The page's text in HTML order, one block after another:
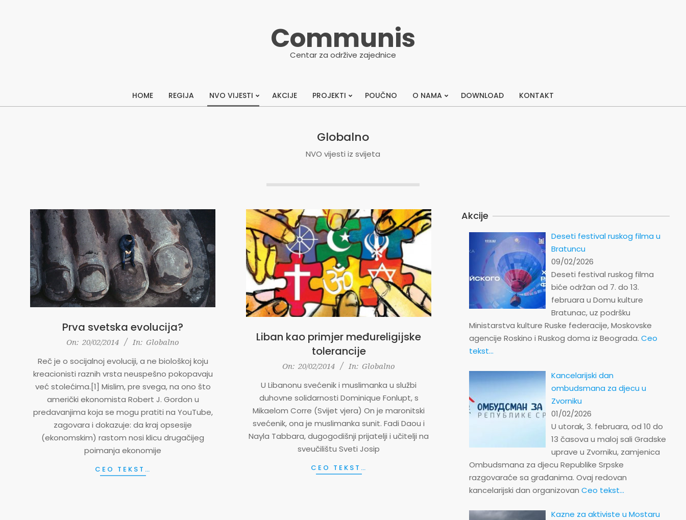
Communis
Centar za održive zajednice
Primary
HOME REGIJA NVO VIJESTI AKCIJE PROJEKTI POUČNO O NAMA DOWNLOAD KONTAKT
Globalno
NVO vijesti iz svijeta
Prva svetska evolucija?
20
On: 20/02/2014 In: Globalno
Reč je o socijalnoj evoluciji, a ne biološkoj koju
kreacionisti raznih vrsta neuspešno pokopavaju
već stolećima.[1] Mislim, pre svega, na ono što
američki ekonomista Robert J. Gordon u
predavanjima koja se mogu pratiti na YouTube,
zagovara i dokazuje: da kraj opsesije
(ekonomskim) rastom nosi klicu drugačijeg
poimanja ekonomije
CEO TEKST…
Liban kao primjer međureligijske
tolerancije
On: 20/02/2014 In: Globalno
U Libanonu svećenik i muslimanka u službi
duhovne solidarnosti Dominique Fonlupt, s
Mikaelom Corre (Svijet vjera) On je maronitski
svećenik, ona je muslimanka sunit. Fadi Daou i
Nayla Tabbara, dugogodišnji prijatelji i učitelji na
sveučilištu Sveti Josip
CEO TEKST…
Akcije
Deseti festival ruskog filma u
Bratuncu
09/02/2026
Deseti festival ruskog filma
biće održan od 7. do 13.
februara u Domu kulture
Bratunac, uz podršku
Ministarstva kulture Ruske federacije, Moskovske
agencije Roskino i Ruskog doma iz Beograda. Ceo
tekst...
Kancelarijski dan
ombudsmana za djecu u
Zvorniku
01/02/2026
U utorak, 3. februara, od 10 do
13 časova u maloj sali Gradske
uprave u Zvorniku, zamjenica
Ombudsmana za djecu Republike Srpske
razgovaraće sa građanima. Ovaj redovan
kancelarijski dan organizovan Ceo tekst...
Kazne za aktiviste u Mostaru